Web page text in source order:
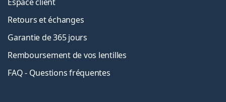
Retours et échanges
Garantie de 365 jours
Remboursement de vos lentilles
FAQ - Questions fréquentes